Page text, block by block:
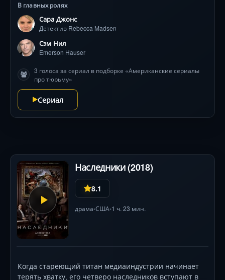
детектив Ребекка Мадсен, эксперт по истории
Алькатраса доктор Диего Сото и загадочный агент
Эмерсон Хаузер объединяются, чтобы поймать их. Их
цель — не только остановить волну насилия, но и
понять: кто стоит за аномалией? И почему все они
поможет знание прошлого: сериал мастерски
переплетает две эпохи, раскрывая тайны Алькатраса
60-х. В ролях: Сара Джонс, Хорхе Гарсия («Остаться в
живых») и Сэм Нил («Парк Юрского периода»).
В главных ролях
Сара Джонс
Детектив Rebecca Madsen
Сэм Нил
Emerson Hauser
3 голоса за сериал в подборке «Американские сериалы
про тюрьму»
Сериал
Наследники (2018)
8.1
драма•США•1 ч. 23 мин.
Когда стареющий титан медиаиндустрии начинает
терять хватку, его четверо наследников вступают в